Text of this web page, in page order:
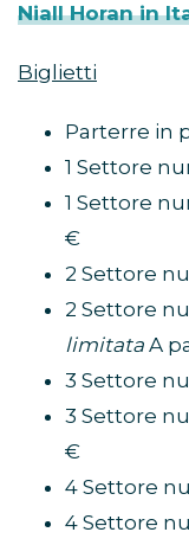
Niall Horan in
Biglietti
Parterre in
1 Settore
1 Settore
€
2 Settore
2 Settore
limitata A
3 Settore
3 Settore
€
4 Settore
4 Settore